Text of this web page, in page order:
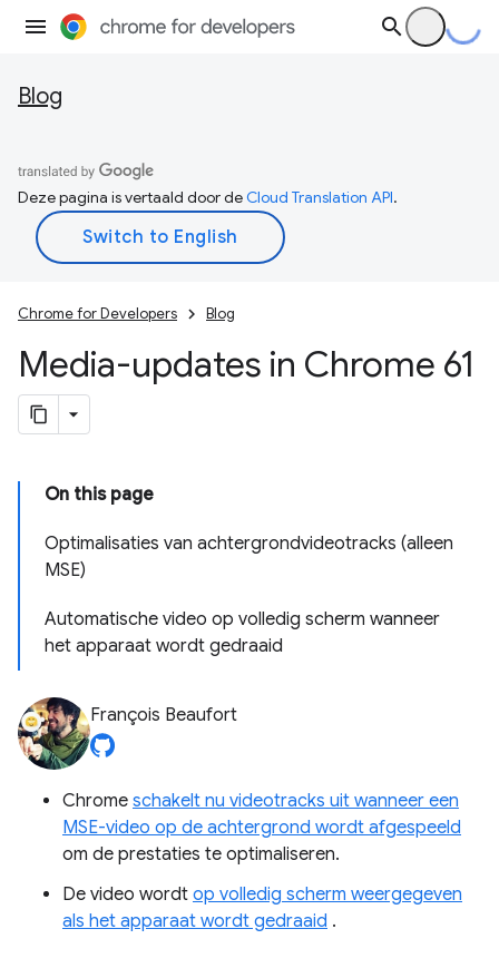
Blog
Deze pagina is vertaald door deCloud Translation API.
Chrome for Developers Blog
Media-updates in Chrome 61
On this page
Optimalisaties van achtergrondvideotracks (alleen
MSE)
Automatische video op volledig scherm wanneer
het apparaat wordt gedraaid
François Beaufort
Chrome schakelt nu videotracks uit wanneer een
MSE-video op de achtergrond wordt afgespeeld
om de prestaties te optimaliseren.
De video wordt op volledig scherm weergegeven
als het apparaat wordt gedraaid .